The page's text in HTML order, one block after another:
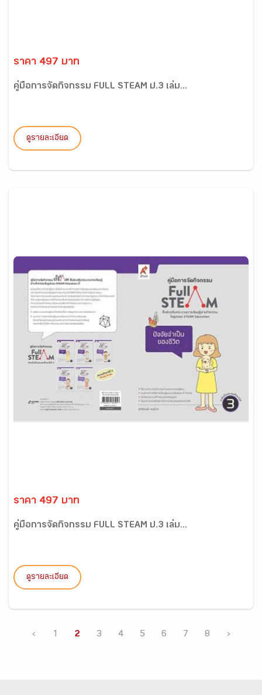
ราคา 497 บาท
คู่มือการจัดกิจกรรม FULL STEAM ป.3 เล่ม...
ดูรายละเอียด
ราคา 497 บาท
คู่มือการจัดกิจกรรม FULL STEAM ป.3 เล่ม...
ดูรายละเอียด
‹ 1 2 3 4 5 6 7 8 ›